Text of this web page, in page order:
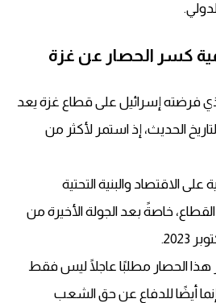
كسر الحصار عن غزة
فرضته إسرائيل على قطاع غزة يعد
الحديث، إذ استمر لأكثر من
على الاقتصاد والبنية التحتية
خاصةً بعد الجولة الأخيرة من
الحصار مطلبًا عاجلًا ليس فقط
أيضًا للدفاع عن حق الشعب